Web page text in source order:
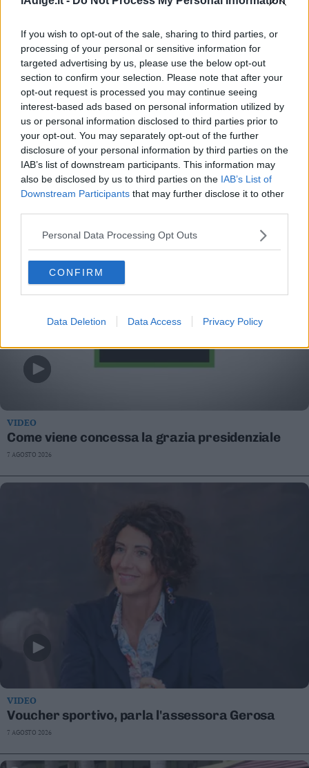
If you wish to opt-out of the sale, sharing to third parties, or
processing of your personal or sensitive information for
targeted advertising by us, please use the below opt-out
section to confirm your selection. Please note that after your
opt-out request is processed you may continue seeing
interest-based ads based on personal information utilized by
us or personal information disclosed to third parties prior to
your opt-out. You may separately opt-out of the further
disclosure of your personal information by third parties on the
IAB’s list of downstream participants. This information may
also be disclosed by us to third parties on the IAB’s List of
Downstream Participants that may further disclose it to other
Personal Data Processing Opt Outs
CONFIRM
Data Deletion Data Access Privacy Policy
VIDEO
Allarme truffe: il presidente di Trentino
Appartamenti Maurizio Osti
7 AGOSTO 2026
VIDEO
Come viene concessa la grazia presidenziale
7 AGOSTO 2026
VIDEO
Voucher sportivo, parla l'assessora Gerosa
7 AGOSTO 2026